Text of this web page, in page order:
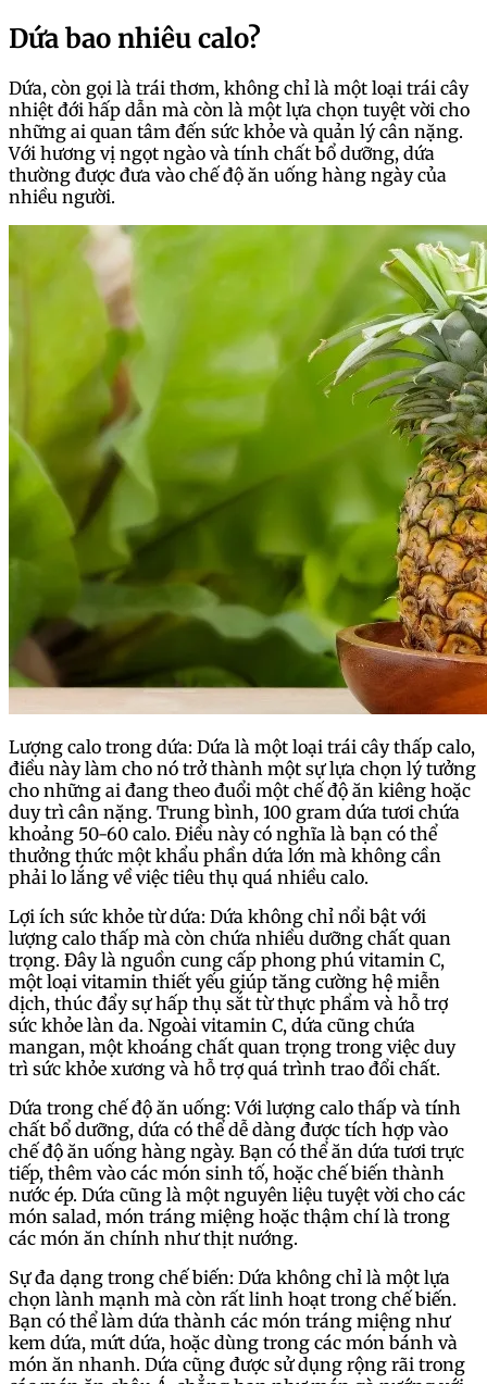
Dứa bao nhiêu calo?
Dứa, còn gọi là trái thơm, không chỉ là một loại trái cây
nhiệt đới hấp dẫn mà còn là một lựa chọn tuyệt vời cho
những ai quan tâm đến sức khỏe và quản lý cân nặng.
Với hương vị ngọt ngào và tính chất bổ dưỡng, dứa
thường được đưa vào chế độ ăn uống hàng ngày của
nhiều người.
Lượng calo trong dứa: Dứa là một loại trái cây thấp calo,
điều này làm cho nó trở thành một sự lựa chọn lý tưởng
cho những ai đang theo đuổi một chế độ ăn kiêng hoặc
duy trì cân nặng. Trung bình, 100 gram dứa tươi chứa
khoảng 50-60 calo. Điều này có nghĩa là bạn có thể
thưởng thức một khẩu phần dứa lớn mà không cần
phải lo lắng về việc tiêu thụ quá nhiều calo.
Lợi ích sức khỏe từ dứa: Dứa không chỉ nổi bật với
lượng calo thấp mà còn chứa nhiều dưỡng chất quan
trọng. Đây là nguồn cung cấp phong phú vitamin C,
một loại vitamin thiết yếu giúp tăng cường hệ miễn
dịch, thúc đẩy sự hấp thụ sắt từ thực phẩm và hỗ trợ
sức khỏe làn da. Ngoài vitamin C, dứa cũng chứa
mangan, một khoáng chất quan trọng trong việc duy
trì sức khỏe xương và hỗ trợ quá trình trao đổi chất.
Dứa trong chế độ ăn uống: Với lượng calo thấp và tính
chất bổ dưỡng, dứa có thể dễ dàng được tích hợp vào
chế độ ăn uống hàng ngày. Bạn có thể ăn dứa tươi trực
tiếp, thêm vào các món sinh tố, hoặc chế biến thành
nước ép. Dứa cũng là một nguyên liệu tuyệt vời cho các
món salad, món tráng miệng hoặc thậm chí là trong
các món ăn chính như thịt nướng.
Sự đa dạng trong chế biến: Dứa không chỉ là một lựa
chọn lành mạnh mà còn rất linh hoạt trong chế biến.
Bạn có thể làm dứa thành các món tráng miệng như
kem dứa, mứt dứa, hoặc dùng trong các món bánh và
món ăn nhanh. Dứa cũng được sử dụng rộng rãi trong